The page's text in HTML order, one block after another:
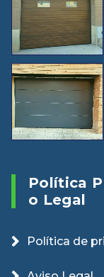
Política
O Legal
Política de